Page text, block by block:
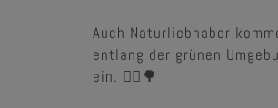
Auch Naturliebhaber
entlang der grünen
ein. 🚴‍♂️🌳